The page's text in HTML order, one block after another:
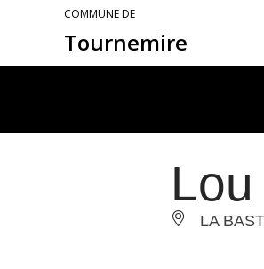
COMMUNE DE
Tournemire
LA